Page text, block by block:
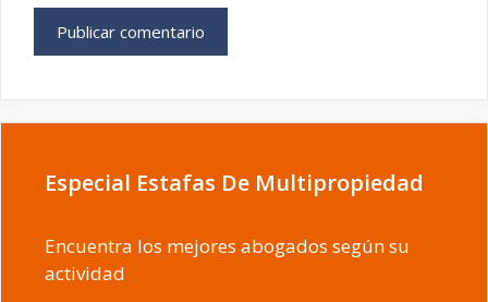
Especial Estafas De Multipropiedad
Encuentra los mejores abogados según su
actividad